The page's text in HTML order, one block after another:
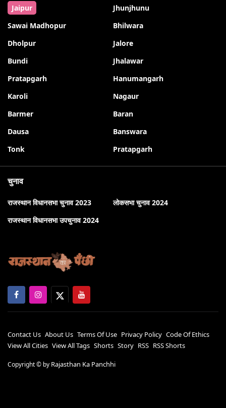
Jaipur
Jhunjhunu
Sawai Madhopur
Bhilwara
Dholpur
Jalore
Bundi
Jhalawar
Pratapgarh
Hanumangarh
Karoli
Nagaur
Barmer
Baran
Dausa
Banswara
Tonk
Pratapgarh
चुनाव
राजस्थान विधानसभा चुनाव 2023
लोकसभा चुनाव 2024
राजस्थान विधानसभा उपचुनाव 2024
Contact Us About Us Terms Of Use Privacy Policy Code Of Ethics
View All Cities View All Tags Shorts Story RSS RSS Shorts
Copyright © by Rajasthan Ka Panchhi